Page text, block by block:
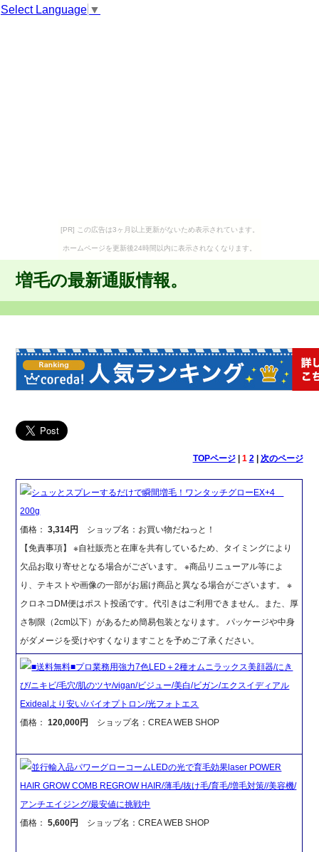
Select Language ▼
[PR] この広告は3ヶ月以上更新がないため表示されています。
ホームページを更新後24時間以内に表示されなくなります。
増毛の最新通販情報。
TOPページ| 1 2| 次のページ
シュッとスプレーするだけで瞬間増毛！ワンタッチグローEX+4
200g
価格：3,314円
ショップ名：お買い物だねっと！
【免責事項】 ※自社販売と在庫を共有しているため、タイミングにより
欠品お取り寄せとなる場合がございます。 ※商品リニューアル等によ
り、テキストや画像の一部がお届け商品と異なる場合がございます。 ※
クロネコDM便はポスト投函です。代引きはご利用できません。また、厚
さ制限（2cm以下）があるため簡易包装となります。 パッケージや中身
がダメージを受けやすくなりますことを予めご了承ください。
■送料無料■プロ業務用強力7色LED＋2種オムニラックス美顔器/にき
び/ニキビ/毛穴/肌のツヤ/vigan/ビジュー/美白/ビガン/エクスイディアル
Exidealより安い/バイオプトロン/光フォトエス
価格：120,000円 ショップ名：CREA WEB SHOP
並行輸入品パワーグローコームLEDの光で育毛効果laser POWER
HAIR GROW COMB REGROW HAIR/薄毛/抜け毛/育毛/増毛対策//美容機/
アンチエイジング/最安値に挑戦中
価格：5,600円 ショップ名：CREA WEB SHOP